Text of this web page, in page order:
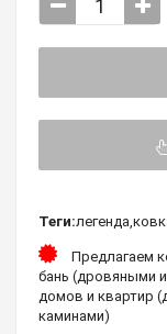
Теги:легенда,
Предлагаем
бань (дровяными
домов и квартир
каминами)